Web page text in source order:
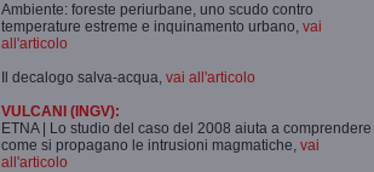
Ambiente: foreste periurbane, uno scudo contro
temperature estreme e inquinamento urbano, vai
all'articolo
Il decalogo salva-acqua, vai all'articolo
VULCANI (INGV):
ETNA | Lo studio del caso del 2008 aiuta a comprendere
come si propagano le intrusioni magmatiche, vai
all'articolo